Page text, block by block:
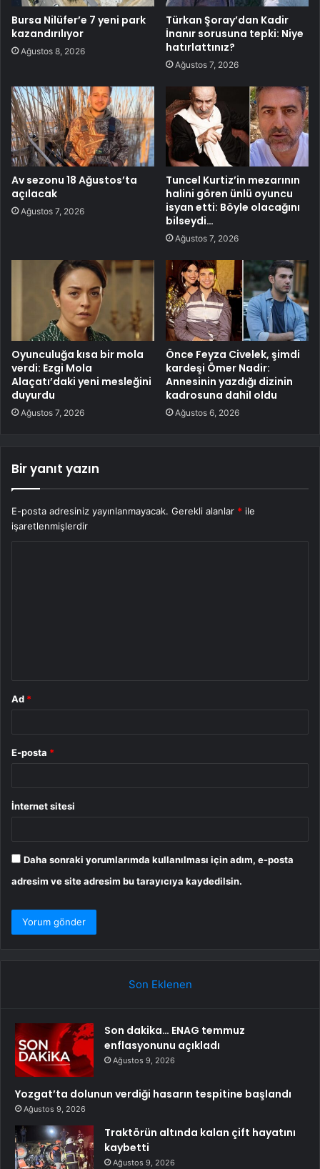
Bursa Nilüfer’e 7 yeni park
kazandırılıyor
Ağustos 8, 2026
Türkan Şoray’dan Kadir
İnanır sorusuna tepki: Niye
hatırlattınız?
Ağustos 7, 2026
Av sezonu 18 Ağustos’ta
açılacak
Ağustos 7, 2026
Tuncel Kurtiz’in mezarının
halini gören ünlü oyuncu
isyan etti: Böyle olacağını
bilseydi…
Ağustos 7, 2026
Oyunculuğa kısa bir mola
verdi: Ezgi Mola
Alaçatı’daki yeni mesleğini
duyurdu
Ağustos 7, 2026
Önce Feyza Civelek, şimdi
kardeşi Ömer Nadir:
Annesinin yazdığı dizinin
kadrosuna dahil oldu
Ağustos 6, 2026
Bir yanıt yazın
E-posta adresiniz yayınlanmayacak. Gerekli alanlar * ile
işaretlenmişlerdir
Ad *
E-posta *
İnternet sitesi
Daha sonraki yorumlarımda kullanılması için adım, e-posta
adresim ve site adresim bu tarayıcıya kaydedilsin.
Son Eklenen
Son dakika… ENAG temmuz
enflasyonunu açıkladı
Ağustos 9, 2026
Yozgat’ta dolunun verdiği hasarın tespitine başlandı
Ağustos 9, 2026
Traktörün altında kalan çift hayatını
kaybetti
Ağustos 9, 2026